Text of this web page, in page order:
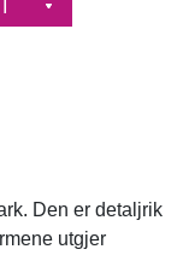
Den er detaljrik
utgjer